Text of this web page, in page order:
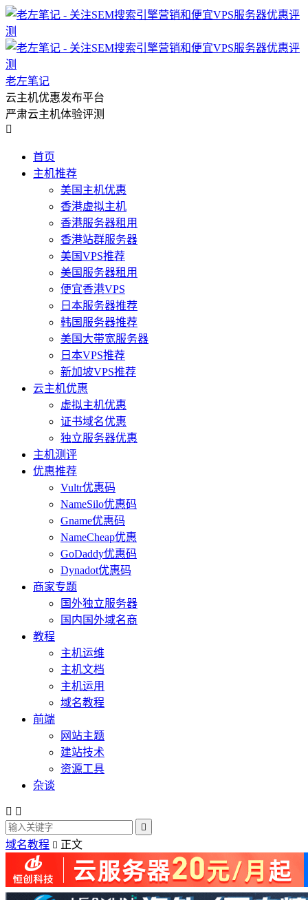
老左笔记
云主机优惠发布平台
严肃云主机体验评测

首页
主机推荐
美国主机优惠
香港虚拟主机
香港服务器租用
香港站群服务器
美国VPS推荐
美国服务器租用
便宜香港VPS
日本服务器推荐
韩国服务器推荐
美国大带宽服务器
日本VPS推荐
新加坡VPS推荐
云主机优惠
虚拟主机优惠
证书域名优惠
独立服务器优惠
主机测评
优惠推荐
Vultr优惠码
NameSilo优惠码
Gname优惠码
NameCheap优惠
GoDaddy优惠码
Dynadot优惠码
商家专题
国外独立服务器
国内国外域名商
教程
主机运维
主机文档
主机运用
域名教程
前端
网站主题
建站技术
资源工具
杂谈
 

域名教程  正文